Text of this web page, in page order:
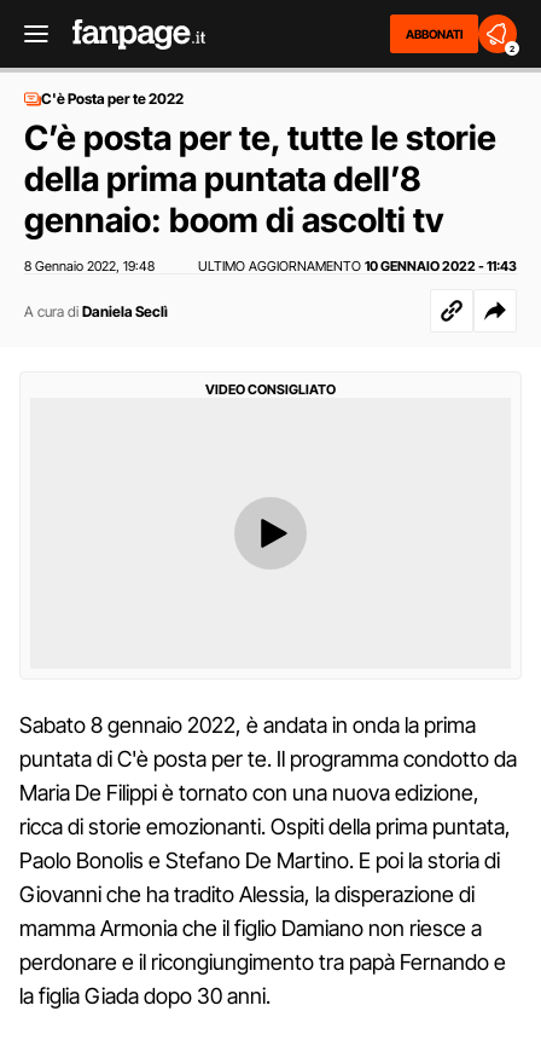
ABBONATI
2
C'è Posta per te 2022
C’è posta per te, tutte le storie
della prima puntata dell’8
gennaio: boom di ascolti tv
8 Gennaio 2022 19:48 ULTIMO AGGIORNAMENTO 10 GENNAIO 2022 - 11:43
A cura di Daniela Seclì
VIDEO CONSIGLIATO
Sabato 8 gennaio 2022, è andata in onda la prima
puntata di C'è posta per te. Il programma condotto da
Maria De Filippi è tornato con una nuova edizione,
ricca di storie emozionanti. Ospiti della prima puntata,
Paolo Bonolis e Stefano De Martino. E poi la storia di
Giovanni che ha tradito Alessia, la disperazione di
mamma Armonia che il figlio Damiano non riesce a
perdonare e il ricongiungimento tra papà Fernando e
la figlia Giada dopo 30 anni.